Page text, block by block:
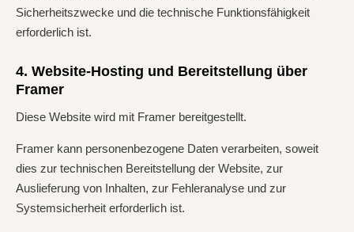
Sicherheitszwecke und die technische Funktionsfähigkeit
erforderlich ist.
4. Website-Hosting und Bereitstellung über
Framer
Diese Website wird mit Framer bereitgestellt.
Framer kann personenbezogene Daten verarbeiten, soweit
dies zur technischen Bereitstellung der Website, zur
Auslieferung von Inhalten, zur Fehleranalyse und zur
Systemsicherheit erforderlich ist.